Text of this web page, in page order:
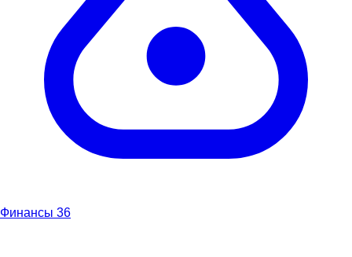
Финансы 36